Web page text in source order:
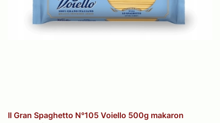
Il Gran Spaghetto N°105 Voiello 500g makaron